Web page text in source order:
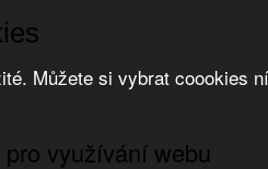
Můžete si vybrat coookies
využívání webu
na doplňující obsah